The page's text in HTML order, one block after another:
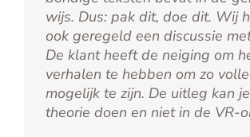
wijs. Dus: pak dit, doe dit. Wij
ook geregeld een discussie
De klant heeft de neiging om
verhalen te hebben om zo
mogelijk te zijn. De uitleg kan
theorie doen en niet in de VR-